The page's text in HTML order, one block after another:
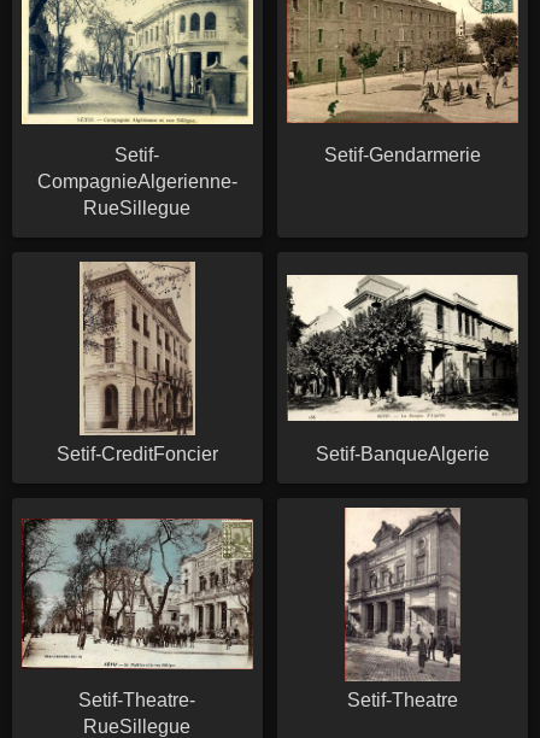
Setif-
CompagnieAlgerienne-
RueSillegue
Setif-Gendarmerie
Setif-CreditFoncier Setif-BanqueAlgerie
Setif-Theatre-
RueSillegue
Setif-Theatre